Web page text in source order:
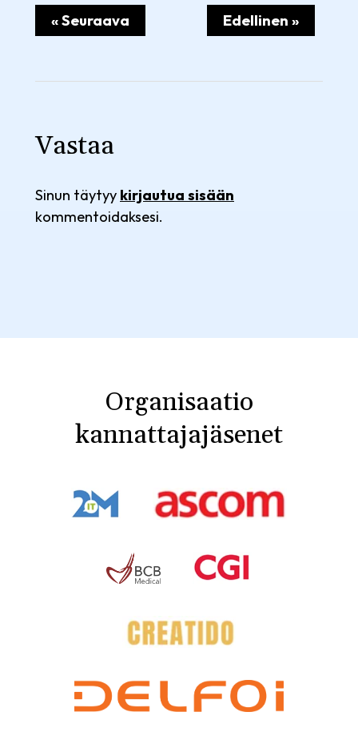
« Seuraava Edellinen »
Vastaa
Sinun täytyy kirjautua sisään
kommentoidaksesi.
Organisaatio
kannattajajäsenet